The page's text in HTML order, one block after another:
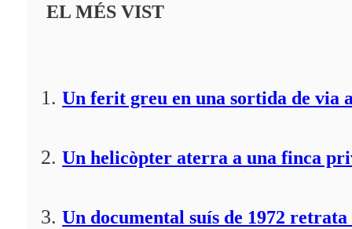
EL MÉS VIST
Un ferit greu en una sortida de via
Un helicòpter aterra a una finca
Un documental suís de 1972